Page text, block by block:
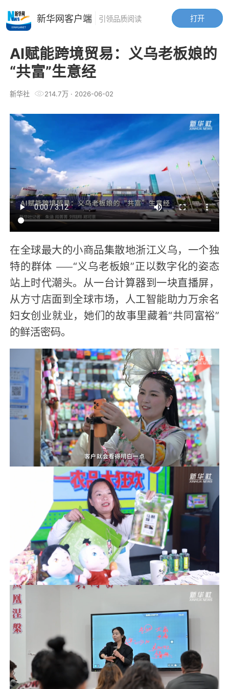
AI赋能跨境贸易：义乌老板娘的
“共富”生意经
新华社 214.7万· 2026-06-02
在全球最大的小商品集散地浙江义乌，一个独
特的群体 ——“义乌老板娘”正以数字化的姿态
站上时代潮头。从一台计算器到一块直播屏，
从方寸店面到全球市场，人工智能助力万余名
妇女创业就业，她们的故事里藏着“共同富裕”
的鲜活密码。
打开
新华网客户端 引领品质阅读